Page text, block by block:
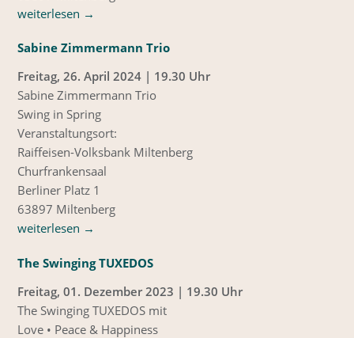
weiterlesen →
Sabine Zimmermann Trio
Freitag, 26. April 2024 | 19.30 Uhr
Sabine Zimmermann Trio
Swing in Spring
Veranstaltungsort:
Raiffeisen-Volksbank Miltenberg
Churfrankensaal
Berliner Platz 1
63897 Miltenberg
weiterlesen →
The Swinging TUXEDOS
Freitag, 01. Dezember 2023 | 19.30 Uhr
The Swinging TUXEDOS mit
Love • Peace & Happiness